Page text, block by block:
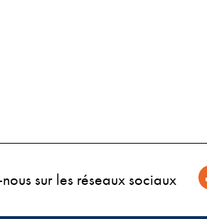
sur les réseaux sociaux